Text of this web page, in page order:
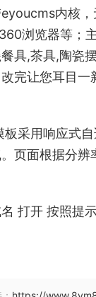
内核
浏览器等；
具,茶具,陶瓷
完让您耳目一
采用响应式
页面根据分
打开 按照提